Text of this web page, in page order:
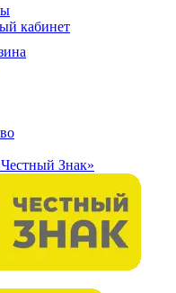
кабинет
Знак»